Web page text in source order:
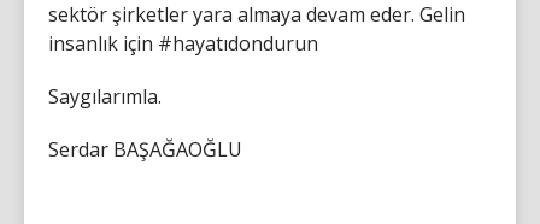
sektör şirketler yara almaya devam eder. Gelin
insanlık için #hayatıdondurun
Saygılarımla.
Serdar BAŞAĞAOĞLU